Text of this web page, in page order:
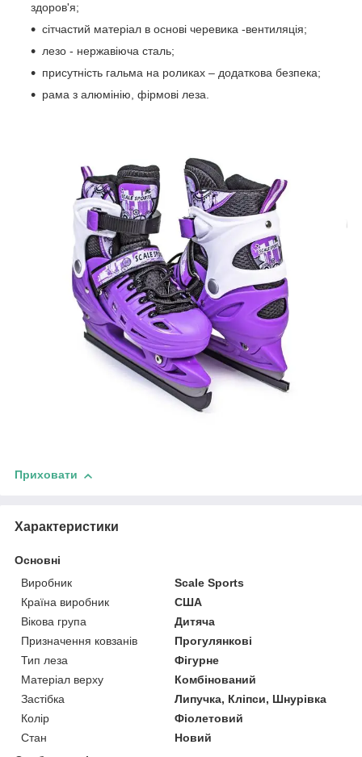
здоров'я;
сітчастий матеріал в основі черевика -вентиляція;
лезо - нержавіюча сталь;
присутність гальма на роликах – додаткова безпека;
рама з алюмінію, фірмові леза.
Приховати
Характеристики
Основні
Виробник
Scale Sports
Країна виробник
США
Вікова група
Дитяча
Призначення ковзанів
Прогулянкові
Тип леза
Фігурне
Матеріал верху
Комбінований
Застібка
Липучка, Кліпси, Шнурівка
Колір
Фіолетовий
Стан
Новий